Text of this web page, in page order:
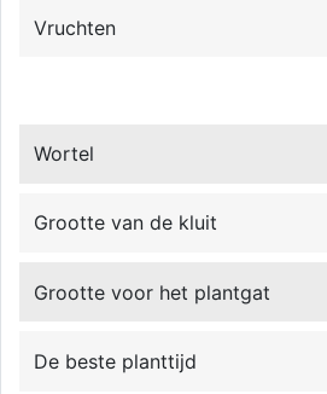
Vruchten
Wortel
Grootte van de kluit
Grootte voor het plantgat
De beste planttijd